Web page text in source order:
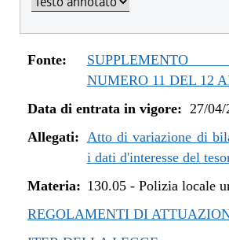
Fonte:
SUPPLEMENTO
NUMERO 11 DEL 12
Data di entrata in vigore: 27/04/
Allegati: Atto di variazione di
i dati d'interesse del
Materia: 130.05- Polizia locale
REGOLAMENTI DI